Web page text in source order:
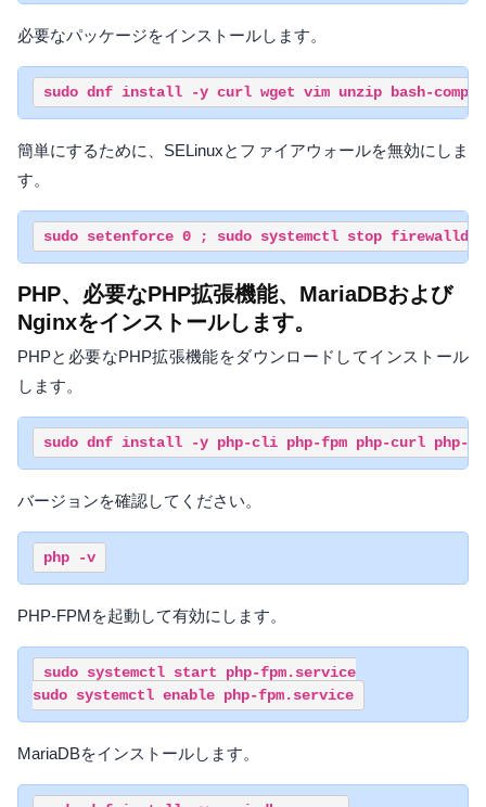
必要なパッケージをインストールします。
簡単にするために、SELinuxとファイアウォールを無効にしま
す。
PHP、必要なPHP拡張機能、MariaDBおよび
Nginxをインストールします。
PHPと必要なPHP拡張機能をダウンロードしてインストール
します。
バージョンを確認してください。
PHP-FPMを起動して有効にします。
sudo systemctl start php-fpm.service
MariaDBをインストールします。